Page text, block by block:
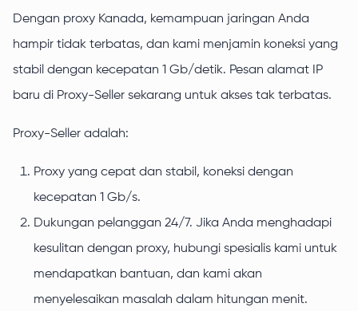
Dengan proxy Kanada, kemampuan jaringan Anda
hampir tidak terbatas, dan kami menjamin koneksi yang
stabil dengan kecepatan 1 Gb/detik. Pesan alamat IP
baru di Proxy-Seller sekarang untuk akses tak terbatas.
Proxy-Seller adalah:
Proxy yang cepat dan stabil, koneksi dengan
kecepatan 1 Gb/s.
Dukungan pelanggan 24/7. Jika Anda menghadapi
kesulitan dengan proxy, hubungi spesialis kami untuk
mendapatkan bantuan, dan kami akan
menyelesaikan masalah dalam hitungan menit.